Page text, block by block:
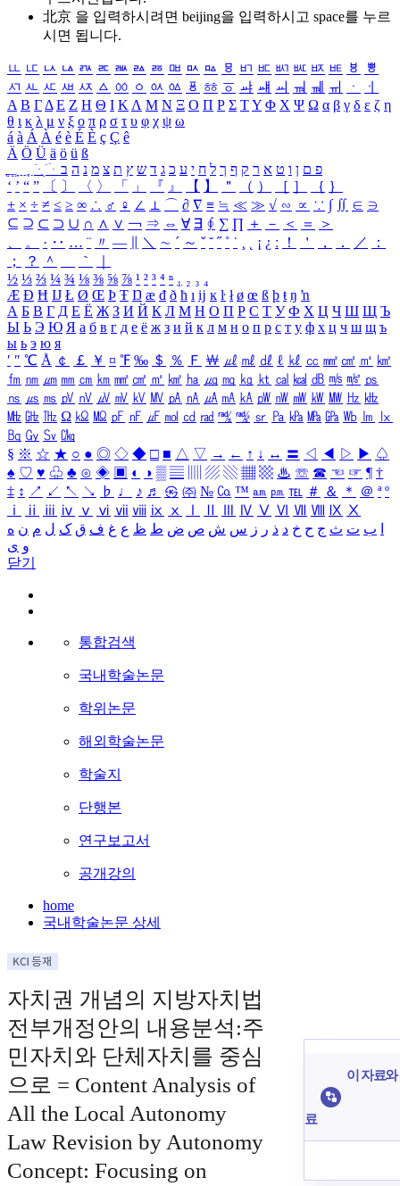
北京 을 입력하시려면 beijing을 입력하시고 space를 누르
시면 됩니다.
ㅥ ㅦ ㅧ ㅨ ㅩ ㅪ ㅫ ㅬ ㅭ ㅮ ㅯ ㅰ ㅱ ㅲ ㅳ ㅴ ㅵ ㅶ ㅷ ㅸ
ㅹ
ㅺ ㅻ ㅼ ㅽ ㅾ ㅿ ㆀ ㆁ ㆂ ㆃ ㆄ ㆅ ㆆ ㆇ ㆈ ㆉ ㆊ ㆋ ㆌ ㆍ
ㆎ
Α Β ΓΔ Ε Ζ Η Θ Ι ΚΛ Μ Ν Ξ Ο Π Ρ Σ ΤΥ Φ Χ Ψ Ω α β γ δ ε ζ η
θ ι κ λ μ ν ξ ο π ρ σ τ υ φ χ ψ ω
á à Á À é è É È ç Ç ê
Ä Ö Ü ä ö ü ß
ִֶֹ ֻּ ׁׂ פ ם ן ו ט א ר ק ף ך ל ח י ע כ ג ד ש ץ ת צ מ נ ה ב
‘ ’ “ ” 〔 〕 〈 〉 「 」 『 』 【 】 ＂ （ ） ［ ］ ｛ ｝
± × ÷ ≠ ≤ ≥ ∞ ∴ ♂ ♀ ∠ ⊥ ⌒ ∂ ∇ ≡ ≒ ≪ ≫ √ ∽ ∝ ∵ ∫ ∬ ∈ ∋
⊆ ⊇ ⊂ ⊃ ∪ ∩ ∧ ∨ ￢ ⇒ ⇔ ∀ ∃ ∮ ∑ ∏ ＋ － ＜ ＝
＞
、
。 · ‥ … ¨ 〃 ― ＼ ∼ ´ ～ ˇ ˘ ˝ ˚ ˙ ¸ ¡ ¿ ː ！ ＇ ， ． ／
：
；
？ ＾ ｀
½ ⅓ ⅔ ¼ ¾ ⅛ ⅜ ⅝ ⅞ ¹ ² ³ ⁴ ⁿ ₁ ₂ ₃ ₄
Æ Ð Ħ Ĳ Ł Ø Œ Þ Ŧ Ŋ æ đ ð ħ ı ĳ ĸ ŀ ł ø œ ß þ ŧ ŋ ŉ
А Б В Г Д Е Ё Ж З И Й К Л М Н О П Р С Т У Ф Х Ц Ч Ш Щ Ъ
Ы Ь Э Ю Я а б в г д е ё ж з и й к л м н о п р с т у ф х ц ч ш щ ъ
ы ь э ю я
′ ″ ℃ Å ￠ ￡ ￥ ¤ ℉ ‰ ＄ ％ Ｆ ￦ ㎕ ㎖ ㎗ ℓ ㎘ ㏄ ㎣ ㎤ ㎥ ㎦
㎙ ㎚ ㎛ ㎜ ㎝ ㎞ ㎟ ㎠ ㎡ ㎢ ㏊ ㎍ ㎎ ㎏ ㏏ ㎈ ㎉ ㏈ ㎧ ㎨ ㎰
㎱ ㎲ ㎳ ㎴ ㎵ ㎶ ㎷ ㎸ ㎹ ㎀ ㎁ ㎂ ㎃ ㎄ ㎺ ㎻ ㎽ ㎾ ㎿ ㎐ ㎑
㎒ ㎓ ㎔ Ω ㏀ ㏁ ㎊ ㎋ ㎌ ㏖ ㏅ ㎭ ㎮ ㎯ ㏛ ㎩ ㎪ ㎫ ㎬ ㏝ ㏐
㏓
㏃ ㏉ ㏜ ㏆
§ ※ ☆ ★ ○ ● ◎ ◇ ◆ □ ■ △ ▽ → ← ↑ ↓ ↔ 〓 ◁ ◀ ▷ ▶ ♤
♠ ♡ ♥ ♧ ♣ ⊙ ◈ ▣ ◐ ◑ ▒ ▤ ▨ ▧ ▦ ▩ ♨ ☏ ☎ ☜ ☞ ¶ †
‡ ↕ ↗ ↙ ↖ ↘ ♭ ♩ ♪ ♬ ㉿ ㈜ № ㏇ ™ ㏂ ㏘ ℡ ＃ ＆ ＊ ＠ ª º
ⅰ
ⅱ ⅲ ⅳ ⅴ ⅵ ⅶ ⅷ ⅸ ⅹ Ⅳ Ⅴ Ⅵ Ⅶ Ⅷ Ⅸ Ⅹ
ب ت ث ج ح خ د ذ ر ز س ش ص ض ط ظ ع غ ف ق ک ل م ن ه
و ی
닫기
통합검색
국내학술논문
학위논문
해외학술논문
학술지
단행본
연구보고서
공개강의
home
국내학술논문 상세
자치권 개념의 지방자치법
전부개정안의 내용분석:주
민자치와 단체자치를 중심
으로 = Content Analysis of
All the Local Autonomy
Law Revision by Autonomy
Concept: Focusing on
이 자료와
료